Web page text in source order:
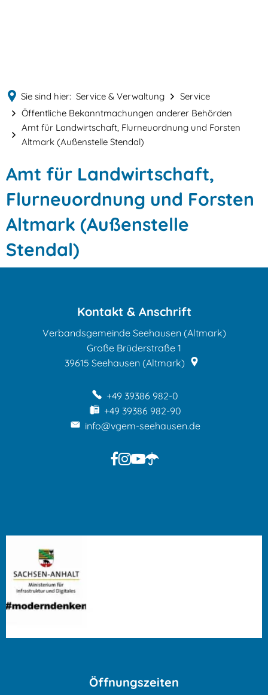
Sie sind hier: Service & Verwaltung
Service
Öffentliche Bekanntmachungen anderer Behörden
Amt für Landwirtschaft, Flurneuordnung und Forsten
Altmark (Außenstelle Stendal)
Amt
für
Landwirtschaft,
Flurneuordnung
und
Altmark
(Außenstelle
Amt für Landwirtschaft,
Flurneuordnung und Forsten
Altmark (Außenstelle
Stendal)
Kontakt & Anschrift
Verbandsgemeinde Seehausen (Altmark)
Große Brüderstraße 1
39615 Seehausen (Altmark)
+49 39386 982-0
+49 39386 982-90
info@vgem-seehausen.de
Öffnungszeiten